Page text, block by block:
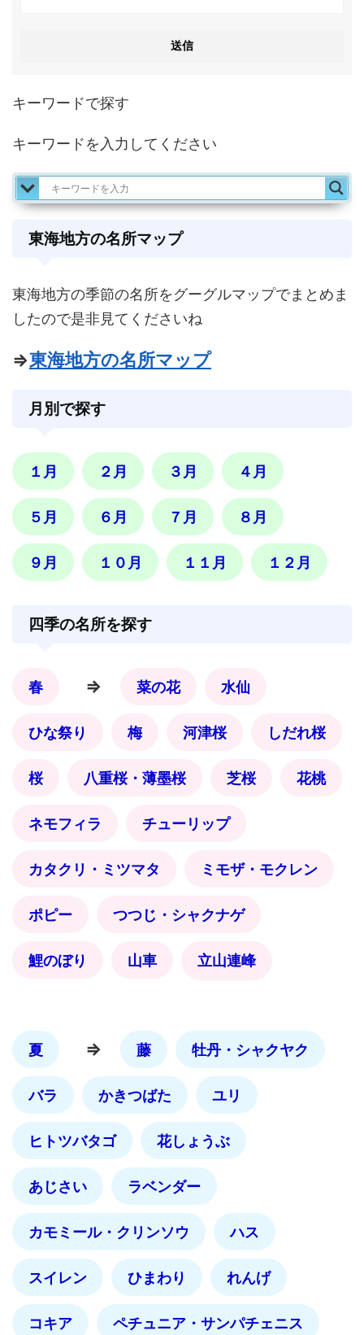
キーワードで探す
キーワードを入力してください
東海地方の名所マップ
東海地方の季節の名所をグーグルマップでまとめま
したので是非見てくださいね
⇒東海地方の名所マップ
月別で探す
１月 ２月 ３月 ４月
５月 ６月 ７月 ８月
９月 １０月 １１月 １２月
四季の名所を探す
春 ⇒ 菜の花 水仙
ひな祭り 梅 河津桜 しだれ桜
桜 八重桜・薄墨桜 芝桜 花桃
ネモフィラ チューリップ
カタクリ・ミツマタ ミモザ・モクレン
ポピー つつじ・シャクナゲ
鯉のぼり 山車 立山連峰
夏 ⇒ 藤 牡丹・シャクヤク
バラ かきつばた ユリ
ヒトツバタゴ 花しょうぶ
あじさい ラベンダー
カモミール・クリンソウ ハス
スイレン ひまわり れんげ
コキア ペチュニア・サンパチェニス